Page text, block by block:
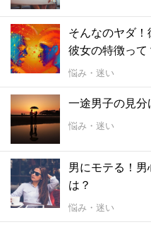
そんなのヤダ
彼女の特徴って
悩み・迷い
一途男子の見
悩み・迷い
男にモテる！
は？
悩み・迷い